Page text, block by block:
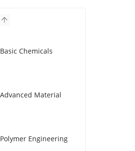
Advanced Material
Polymer Engineering
Chemicals